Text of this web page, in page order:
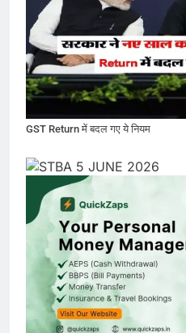
GST Return में बदल गए ये नियम